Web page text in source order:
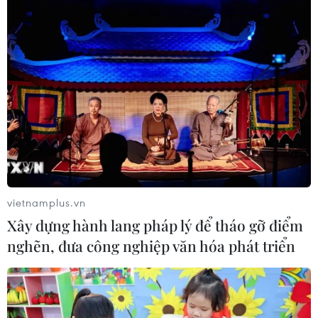
Đức điều tra vụ UAV gắn thuốc nổ
xuất hiện tại sân bay
05/08/2026 23:43
Bất ổn địa chính trị kìm hãm tăng
trưởng Eurozone
05/08/2026 22:59
Tổng thống Nga thay đổi vị
trí các chỉ huy tại mặt trận Ukraine
05/08/2026 15:26
vietnamplus.vn
Xây dựng hành lang pháp lý để tháo gỡ điểm
nghẽn, đưa công nghiệp văn hóa phát triển